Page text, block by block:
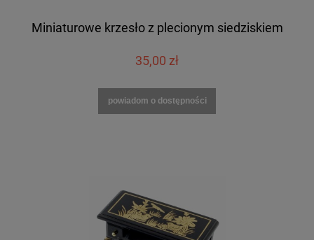
Miniaturowe krzesło z plecionym siedziskiem
35,00 zł
powiadom o dostępności